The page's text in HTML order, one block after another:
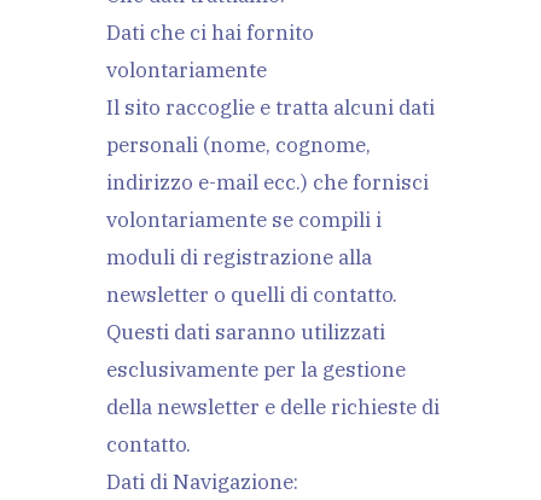
Dati che ci hai fornito
volontariamente
Il sito raccoglie e tratta alcuni dati
personali (nome, cognome,
indirizzo e-mail ecc.) che fornisci
volontariamente se compili i
moduli di registrazione alla
newsletter o quelli di contatto.
Questi dati saranno utilizzati
esclusivamente per la gestione
della newsletter e delle richieste di
contatto.
Dati di Navigazione: